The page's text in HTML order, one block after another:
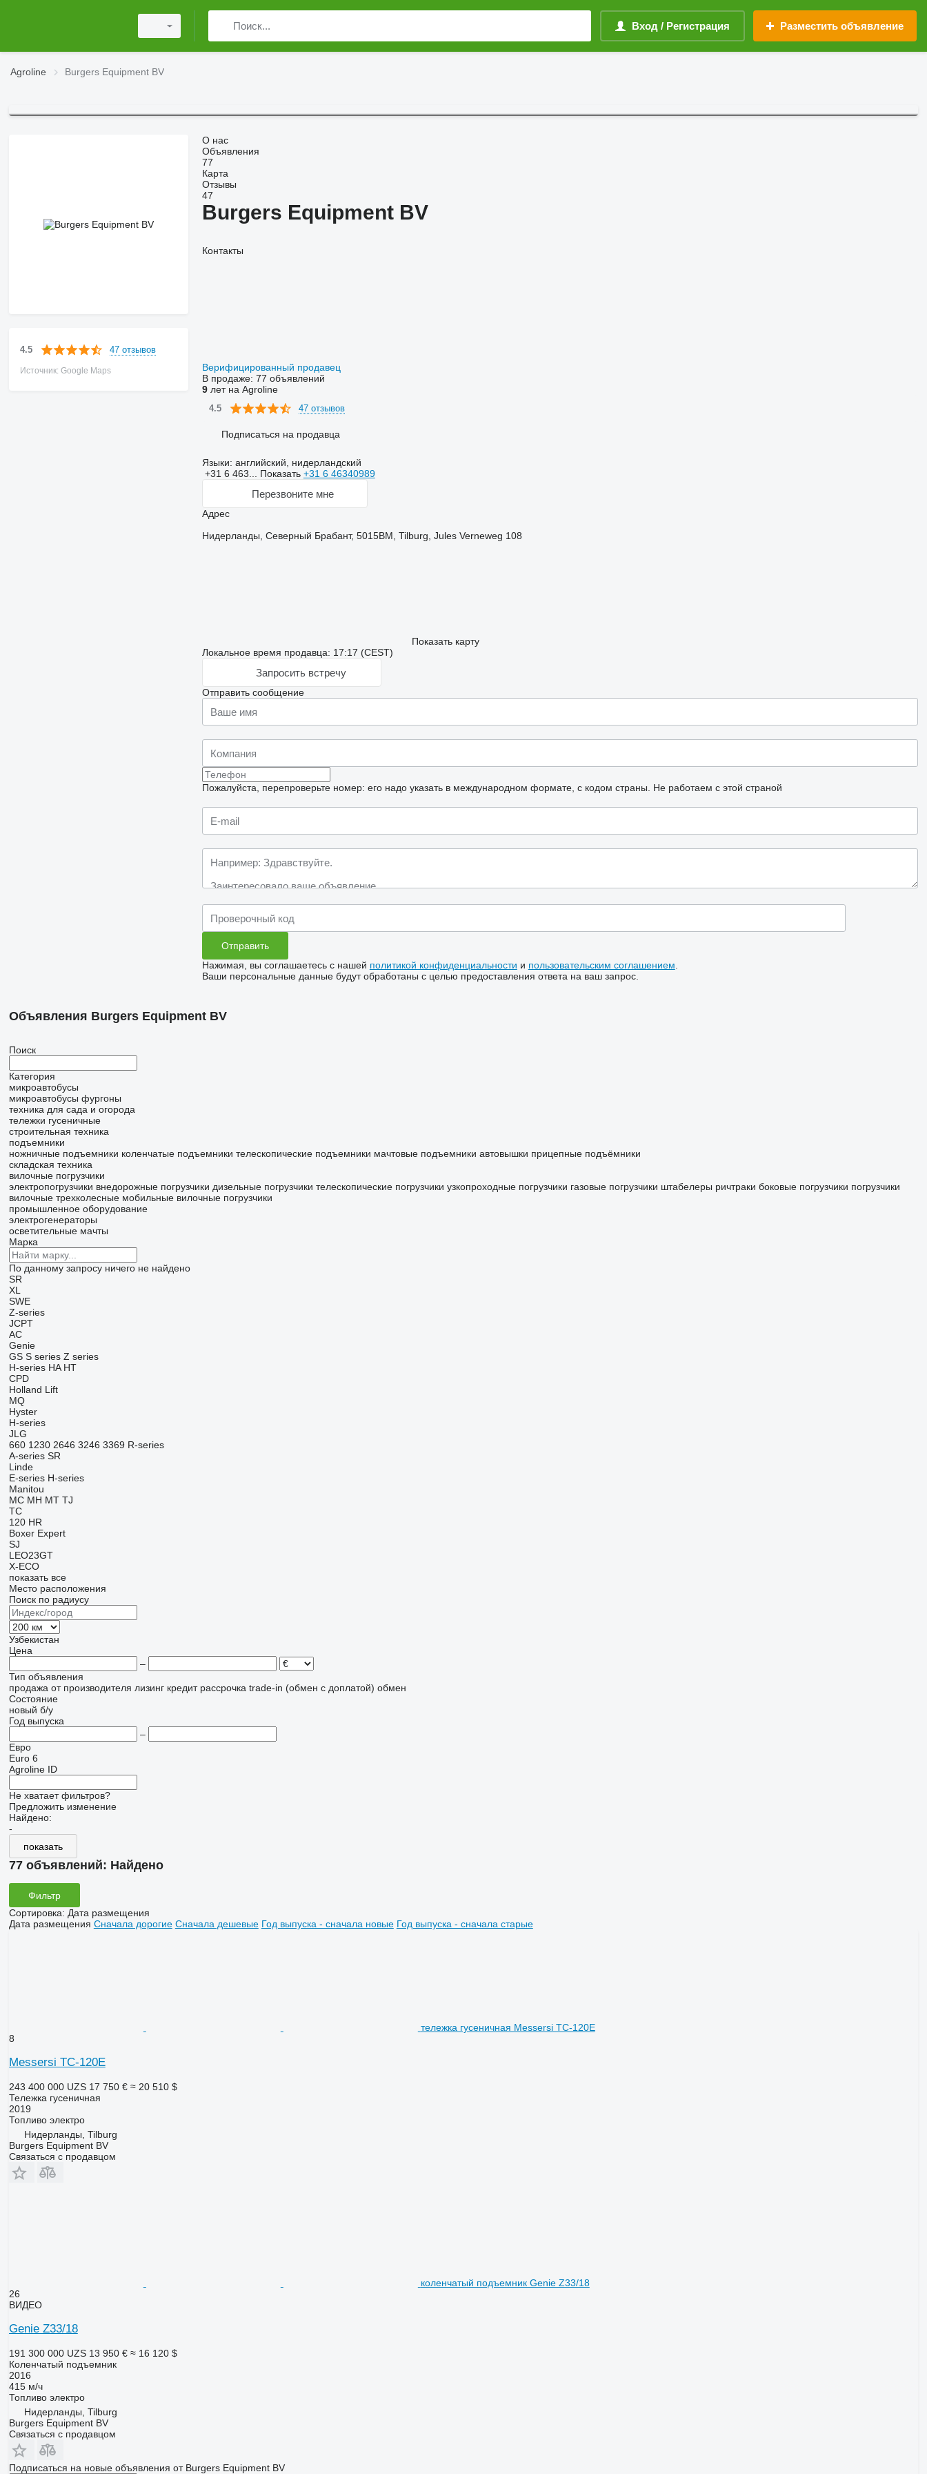
Вход / Регистрация Разместить объявление
Agroline Burgers Equipment BV
4.5 47 отзывов
Источник: Google Maps
О нас
Объявления
77
Карта
Отзывы
47
Burgers Equipment BV
Контакты
Верифицированный продавец
В продаже: 77 объявлений
9лет на Agroline
4.5 47 отзывов
Подписаться на продавца
Языки: английский, нидерландский
+31 6 463... Показать +31 6 46340989
Перезвоните мне
Адрес
Нидерланды, Северный Брабант, 5015BM, Tilburg, Jules Verneweg 108
Показать карту
Локальное время продавца: 17:17 (CEST)
Запросить встречу
Отправить сообщение
Пожалуйста, перепроверьте номер: его надо указать в международном формате, с кодом страны. Не работаем с этой страной
Нажимая, вы соглашаетесь с нашей политикой конфиденциальности и пользовательским соглашением
Ваши персональные данные будут обработаны с целью предоставления ответа на ваш запрос.
Объявления Burgers Equipment BV
Поиск
Категория
микроавтобусы
микроавтобусы фургоны
техника для сада и огорода
тележки гусеничные
строительная техника
подъемники
ножничные подъемники коленчатые подъемники телескопические подъемники мачтовые подъемники автовышки прицепные подъёмники
складская техника
вилочные погрузчики
электропогрузчики внедорожные погрузчики дизельные погрузчики телескопические погрузчики узкопроходные погрузчики газовые погрузчики штабелеры ричтраки боковые погрузчики погрузчики
вилочные трехколесные мобильные вилочные погрузчики
промышленное оборудование
электрогенераторы
осветительные мачты
Марка
По данному запросу ничего не найдено
SR
XL
SWE
Z-series
JCPT
AC
Genie
GS S series Z series
H-series HA HT
CPD
Holland Lift
MQ
Hyster
H-series
JLG
660 1230 2646 3246 3369 R-series
A-series SR
Linde
E-series H-series
Manitou
MC MH MT TJ
TC
120 HR
Boxer Expert
SJ
LEO23GT
X-ECO
показать все
Место расположения
Поиск по радиусу
Узбекистан
Цена
–
Тип объявления
продажа от производителя лизинг кредит рассрочка trade-in (обмен с доплатой) обмен
Состояние
новый б/у
Год выпуска
–
Евро
Euro 6
Agroline ID
Не хватает фильтров?
Предложить изменение
Найдено:
-
показать
77 объявлений: Найдено
Фильтр
Сортировка: Дата размещения
Дата размещения Сначала дорогие Сначала дешевые Год выпуска - сначала новые Год выпуска - сначала старые
тележка гусеничная Messersi TC-120E
8
Messersi TC-120E
243 400 000 UZS 17 750 € ≈ 20 510 $
Тележка гусеничная
2019
Топливо электро
Нидерланды, Tilburg
Burgers Equipment BV
Связаться с продавцом
коленчатый подъемник Genie Z33/18
26
ВИДЕО
Genie Z33/18
191 300 000 UZS 13 950 € ≈ 16 120 $
Коленчатый подъемник
2016
415 м/ч
Топливо электро
Нидерланды, Tilburg
Burgers Equipment BV
Связаться с продавцом
Подписаться на новые объявления от Burgers Equipment BV